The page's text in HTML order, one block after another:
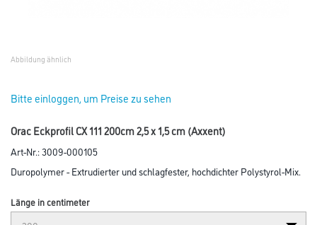
Abbildung ähnlich
Bitte einloggen, um Preise zu sehen
Orac Eckprofil CX 111 200cm 2,5 x 1,5 cm (Axxent)
Art-Nr.:3009-000105
Duropolymer - Extrudierter und schlagfester, hochdichter Polystyrol-Mix.
Länge in centimeter